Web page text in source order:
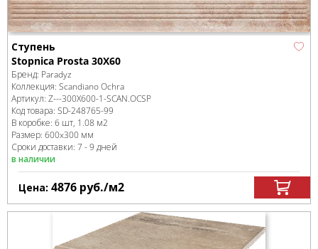
Ступень
Stopnica Prosta 30X60
Бренд: Paradyz
Коллекция: Scandiano Ochra
Артикул: Z---300X600-1-SCAN.OCSP
Код товара: SD-248765-99
В коробке: 6 шт, 1.08 м2
Размер: 600x300 мм
Сроки доставки: 7 - 9 дней
в наличии
Цена: 4876 руб./м2